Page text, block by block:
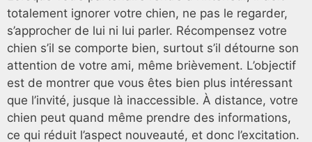
totalement ignorer votre chien, ne pas le regarder,
s’approcher de lui ni lui parler. Récompensez votre
chien s’il se comporte bien, surtout s’il détourne son
attention de votre ami, même brièvement. L’objectif
est de montrer que vous êtes bien plus intéressant
que l’invité, jusque là inaccessible. À distance, votre
chien peut quand même prendre des informations,
ce qui réduit l’aspect nouveauté, et donc l’excitation.